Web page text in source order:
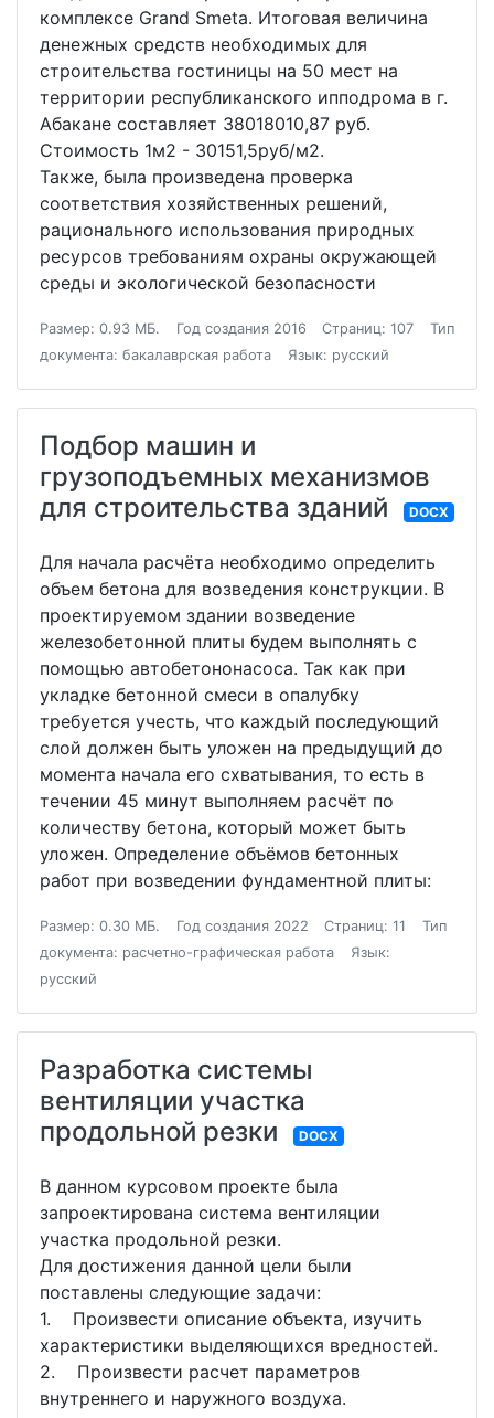
комплексе Grand Smeta. Итоговая величина
денежных средств необходимых для
строительства гостиницы на 50 мест на
территории республиканского ипподрома в г.
Абакане составляет 38018010,87 руб.
Стоимость 1м2 - 30151,5руб/м2.
Также, была произведена проверка
соответствия хозяйственных решений,
рационального использования природных
ресурсов требованиям охраны окружающей
среды и экологической безопасности
Размер: 0.93 МБ. Год создания 2016 Страниц: 107
Тип
документа: бакалаврская работа
Язык: русский
Подбор машин и
грузоподъемных механизмов
для строительства зданий
DOCX
Для начала расчёта необходимо определить
объем бетона для возведения конструкции. В
проектируемом здании возведение
железобетонной плиты будем выполнять с
помощью автобетононасоса. Так как при
укладке бетонной смеси в опалубку
требуется учесть, что каждый последующий
слой должен быть уложен на предыдущий до
момента начала его схватывания, то есть в
течении 45 минут выполняем расчёт по
количеству бетона, который может быть
уложен. Определение объёмов бетонных
работ при возведении фундаментной плиты:
Размер: 0.30 МБ. Год создания 2022 Страниц: 11
Тип
документа: расчетно-графическая работа
Язык:
русский
Разработка системы
вентиляции участка
продольной резки
DOCX
В данном курсовом проекте была
запроектирована система вентиляции
участка продольной резки.
Для достижения данной цели были
поставлены следующие задачи:
1. Произвести описание объекта, изучить
характеристики выделяющихся вредностей.
2. Произвести расчет параметров
внутреннего и наружного воздуха.